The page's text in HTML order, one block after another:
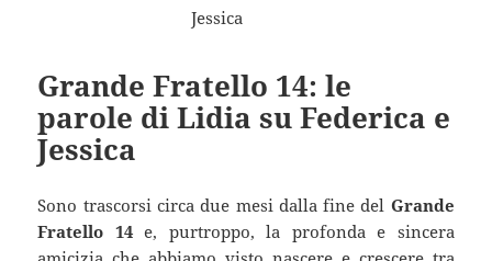
Grande Fratello 14: le
parole di Lidia su Federica e
Jessica
Sono trascorsi circa due mesi dalla fine del Grande
Fratello 14e, purtroppo, la profonda e sincera